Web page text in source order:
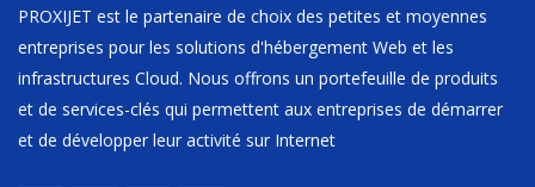
PROXIJET est le partenaire de choix des petites et moyennes
entreprises pour les solutions d'hébergement Web et les
infrastructures Cloud. Nous offrons un portefeuille de produits
et de services-clés qui permettent aux entreprises de démarrer
et de développer leur activité sur Internet